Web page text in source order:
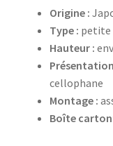
Origine :
Type : petite
Hauteur :
cellophane
Montage :
Boîte